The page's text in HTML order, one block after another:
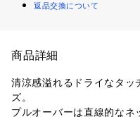
返品交換について
商品詳細
清涼感溢れるドライなタッ
ズ。
プルオーバーは直線的なネ